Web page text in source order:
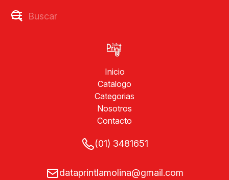
Inicio
Catalogo
Categorias
Nosotros
Contacto
(01) 3481651
dataprintlamolina@gmail.com